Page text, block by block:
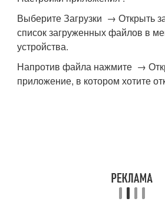
Выберите Загрузки → Открыть
список загруженных файлов в
устройства.
Напротив файла нажмите →
приложение, в котором хотите